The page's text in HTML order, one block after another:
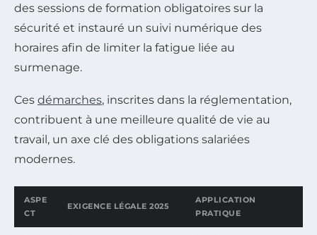
des sessions de formation obligatoires sur la
sécurité et instauré un suivi numérique des
horaires afin de limiter la fatigue liée au
surmenage.
Ces démarches, inscrites dans la réglementation,
contribuent à une meilleure qualité de vie au
travail, un axe clé des obligations salariées
modernes.
ASPE
CT
EXIGENCE LÉGALE 2025
APPLICATION
PRATIQUE